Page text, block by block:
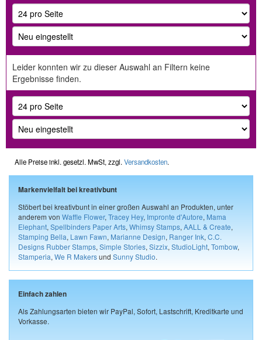
Leider konnten wir zu dieser Auswahl an Filtern keine
Ergebnisse finden.
Alle Preise inkl. gesetzl. MwSt, zzgl. Versandkosten.
Markenvielfalt bei kreativbunt
Stöbert bei kreativbunt in einer großen Auswahl an Produkten, unter
anderem von Waffle Flower, Tracey Hey, Impronte d'Autore, Mama
Elephant, Spellbinders Paper Arts, Whimsy Stamps, AALL & Create,
Stamping Bella, Lawn Fawn, Marianne Design, Ranger Ink, C.C.
Designs Rubber Stamps, Simple Stories, Sizzix, StudioLight, Tombow,
Stamperia, We R Makersund Sunny Studio.
Einfach zahlen
Als Zahlungsarten bieten wir PayPal, Sofort, Lastschrift, Kreditkarte und
Vorkasse.